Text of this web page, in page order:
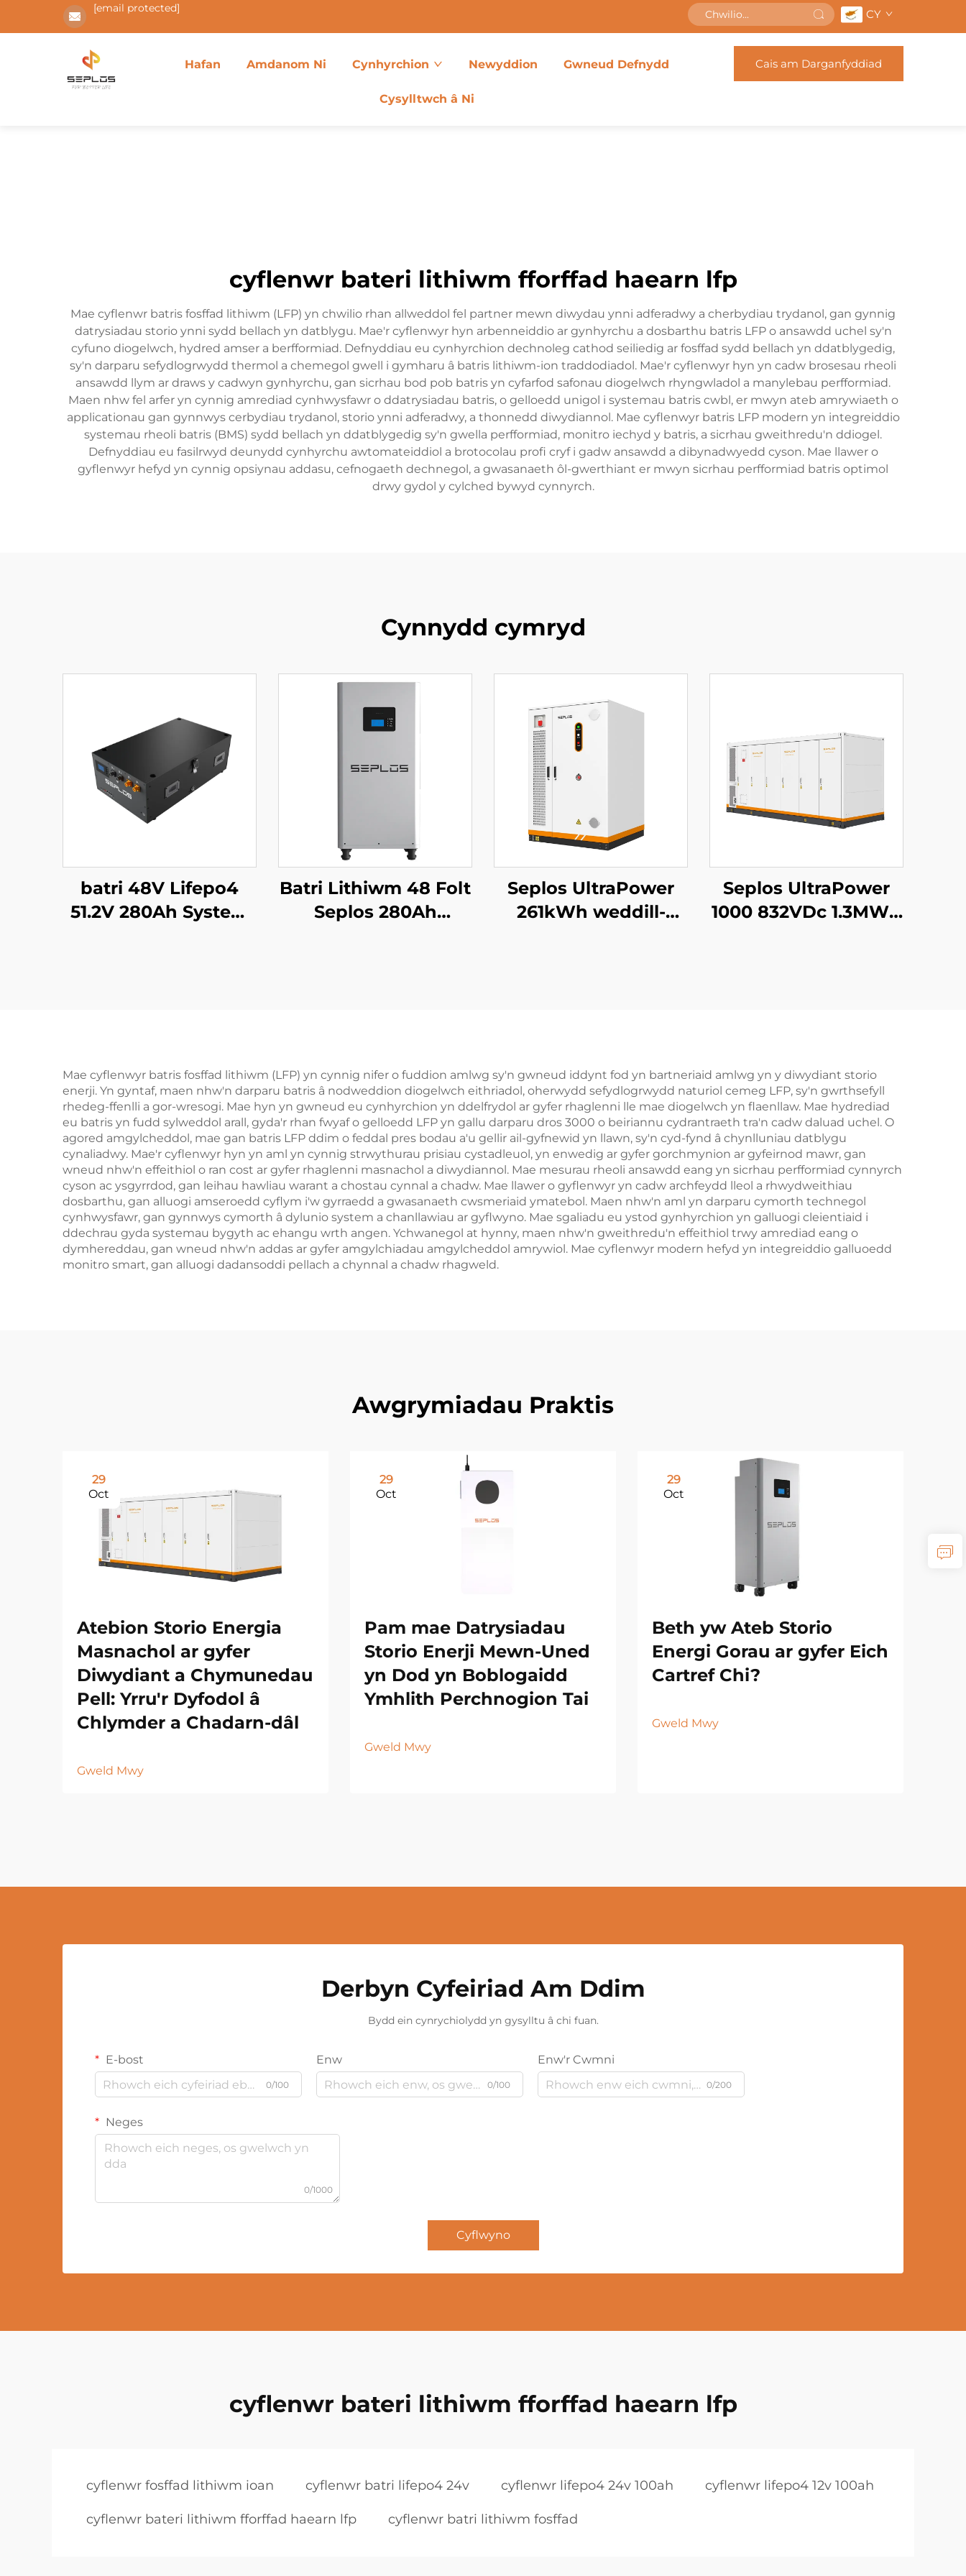
[email protected] CY
Hafan Amdanom Ni Cynhyrchion Newyddion Gwneud Defnydd
Cysylltwch â Ni
Cais am Darganfyddiad
cyflenwr bateri lithiwm fforffad haearn lfp
Mae cyflenwr batris fosffad lithiwm (LFP) yn chwilio rhan allweddol fel partner mewn diwydau ynni adferadwy a cherbydiau trydanol, gan gynnig
datrysiadau storio ynni sydd bellach yn datblygu. Mae'r cyflenwyr hyn arbenneiddio ar gynhyrchu a dosbarthu batris LFP o ansawdd uchel sy'n
cyfuno diogelwch, hydred amser a berfformiad. Defnyddiau eu cynhyrchion dechnoleg cathod seiliedig ar fosffad sydd bellach yn ddatblygedig,
sy'n darparu sefydlogrwydd thermol a chemegol gwell i gymharu â batris lithiwm-ion traddodiadol. Mae'r cyflenwyr hyn yn cadw brosesau rheoli
ansawdd llym ar draws y cadwyn gynhyrchu, gan sicrhau bod pob batris yn cyfarfod safonau diogelwch rhyngwladol a manylebau perfformiad.
Maen nhw fel arfer yn cynnig amrediad cynhwysfawr o ddatrysiadau batris, o gelloedd unigol i systemau batris cwbl, er mwyn ateb amrywiaeth o
applicationau gan gynnwys cerbydiau trydanol, storio ynni adferadwy, a thonnedd diwydiannol. Mae cyflenwyr batris LFP modern yn integreiddio
systemau rheoli batris (BMS) sydd bellach yn ddatblygedig sy'n gwella perfformiad, monitro iechyd y batris, a sicrhau gweithredu'n ddiogel.
Defnyddiau eu fasilrwyd deunydd cynhyrchu awtomateiddiol a brotocolau profi cryf i gadw ansawdd a dibynadwyedd cyson. Mae llawer o
gyflenwyr hefyd yn cynnig opsiynau addasu, cefnogaeth dechnegol, a gwasanaeth ôl-gwerthiant er mwyn sicrhau perfformiad batris optimol
drwy gydol y cylched bywyd cynnyrch.
Cynnydd cymryd
batri 48V Lifepo4
51.2V 280Ah System
Batri Lithiwm 48 Folt
Seplos 280Ah
Seplos UltraPower
261kWh weddill-
Microgrids Storio
Ynni Diwydiant
Seplos UltraPower
1000 832VDc 1.3MWh
Mae cyflenwyr batris fosffad lithiwm (LFP) yn cynnig nifer o fuddion amlwg sy'n gwneud iddynt fod yn bartneriaid amlwg yn y diwydiant storio
enerji. Yn gyntaf, maen nhw'n darparu batris â nodweddion diogelwch eithriadol, oherwydd sefydlogrwydd naturiol cemeg LFP, sy'n gwrthsefyll
rhedeg-ffenlli a gor-wresogi. Mae hyn yn gwneud eu cynhyrchion yn ddelfrydol ar gyfer rhaglenni lle mae diogelwch yn flaenllaw. Mae hydrediad
eu batris yn fudd sylweddol arall, gyda'r rhan fwyaf o gelloedd LFP yn gallu darparu dros 3000 o beiriannu cydrantraeth tra'n cadw daluad uchel. O
agored amgylcheddol, mae gan batris LFP ddim o feddal pres bodau a'u gellir ail-gyfnewid yn llawn, sy'n cyd-fynd â chynlluniau datblygu
cynaliadwy. Mae'r cyflenwyr hyn yn aml yn cynnig strwythurau prisiau cystadleuol, yn enwedig ar gyfer gorchmynion ar gyfeirnod mawr, gan
wneud nhw'n effeithiol o ran cost ar gyfer rhaglenni masnachol a diwydiannol. Mae mesurau rheoli ansawdd eang yn sicrhau perfformiad cynnyrch
cyson ac ysgyrrdod, gan leihau hawliau warant a chostau cynnal a chadw. Mae llawer o gyflenwyr yn cadw archfeydd lleol a rhwydweithiau
dosbarthu, gan alluogi amseroedd cyflym i'w gyrraedd a gwasanaeth cwsmeriaid ymatebol. Maen nhw'n aml yn darparu cymorth technegol
cynhwysfawr, gan gynnwys cymorth â dylunio system a chanllawiau ar gyflwyno. Mae sgaliadu eu ystod gynhyrchion yn galluogi cleientiaid i
ddechrau gyda systemau bygyth ac ehangu wrth angen. Ychwanegol at hynny, maen nhw'n gweithredu'n effeithiol trwy amrediad eang o
dymhereddau, gan wneud nhw'n addas ar gyfer amgylchiadau amgylcheddol amrywiol. Mae cyflenwyr modern hefyd yn integreiddio galluoedd
monitro smart, gan alluogi dadansoddi pellach a chynnal a chadw rhagweld.
Awgrymiadau Praktis
29
Oct
Atebion Storio Energia
Masnachol ar gyfer
Diwydiant a Chymunedau
Pell: Yrru'r Dyfodol â
Chlymder a Chadarn-dâl
Gweld Mwy
29
Oct
Pam mae Datrysiadau
Storio Enerji Mewn-Uned
yn Dod yn Boblogaidd
Ymhlith Perchnogion Tai
Gweld Mwy
29
Oct
Beth yw Ateb Storio
Energi Gorau ar gyfer Eich
Cartref Chi?
Gweld Mwy
Derbyn Cyfeiriad Am Ddim
Bydd ein cynrychiolydd yn gysylltu â chi fuan.
E-bost
0/100
Enw
0/100
Enw'r Cwmni
0/200
Neges
0/1000
Cyflwyno
cyflenwr bateri lithiwm fforffad haearn lfp
cyflenwr fosffad lithiwm ioan cyflenwr batri lifepo4 24v cyflenwr lifepo4 24v 100ah cyflenwr lifepo4 12v 100ah
cyflenwr bateri lithiwm fforffad haearn lfp cyflenwr batri lithiwm fosffad